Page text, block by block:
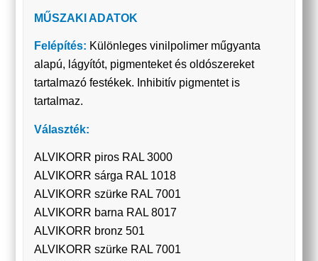
MŰSZAKI ADATOK
Felépítés: Különleges vinilpolimer műgyanta
alapú, lágyítót, pigmenteket és oldószereket
tartalmazó festékek. Inhibitív pigmentet is
tartalmaz.
Választék:
ALVIKORR piros RAL 3000
ALVIKORR sárga RAL 1018
ALVIKORR szürke RAL 7001
ALVIKORR barna RAL 8017
ALVIKORR bronz 501
ALVIKORR szürke RAL 7001